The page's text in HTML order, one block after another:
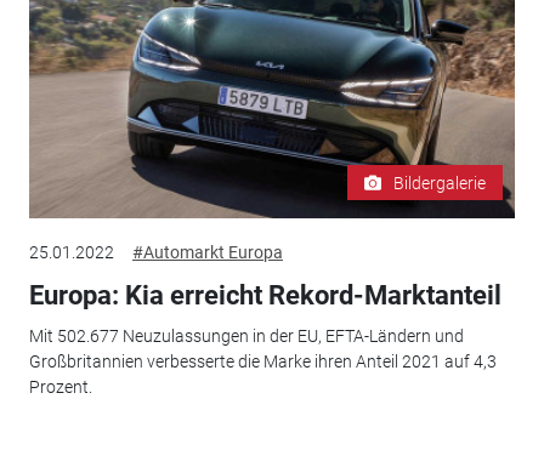
Bildergalerie
25.01.2022 #Automarkt Europa
Europa: Kia erreicht Rekord-Marktanteil
Mit 502.677 Neuzulassungen in der EU, EFTA-Ländern und
Großbritannien verbesserte die Marke ihren Anteil 2021 auf 4,3
Prozent.